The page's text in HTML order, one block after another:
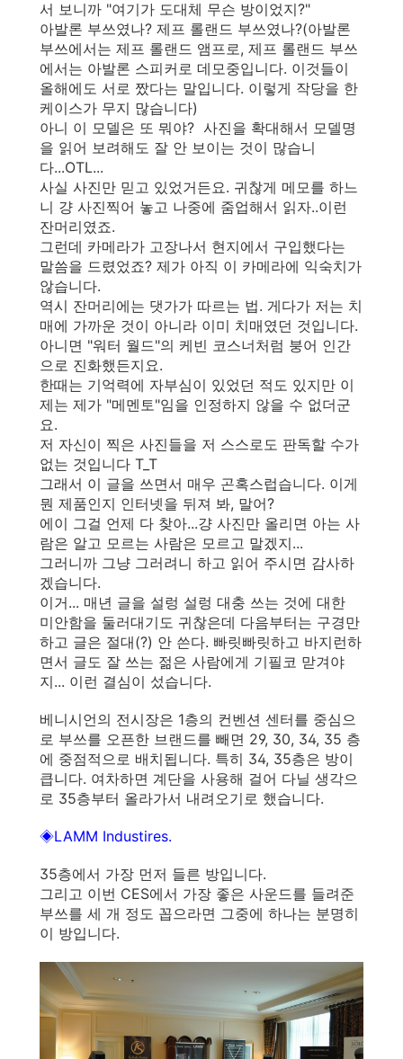
서 보니까 "여기가 도대체 무슨 방이었지?"
아발론 부쓰였나? 제프 롤랜드 부쓰였나?(아발론
부쓰에서는 제프 롤랜드 앰프로, 제프 롤랜드 부쓰
에서는 아발론 스피커로 데모중입니다. 이것들이
올해에도 서로 짰다는 말입니다. 이렇게 작당을 한
케이스가 무지 많습니다)
아니 이 모델은 또 뭐야? 사진을 확대해서 모델명
을 읽어 보려해도 잘 안 보이는 것이 많습니
다...OTL...
사실 사진만 믿고 있었거든요. 귀찮게 메모를 하느
니 걍 사진찍어 놓고 나중에 줌업해서 읽자..이런
잔머리였죠.
그런데 카메라가 고장나서 현지에서 구입했다는
말씀을 드렸었죠? 제가 아직 이 카메라에 익숙치가
않습니다.
역시 잔머리에는 댓가가 따르는 법. 게다가 저는 치
매에 가까운 것이 아니라 이미 치매였던 것입니다.
아니면 "워터 월드"의 케빈 코스너처럼 붕어 인간
으로 진화했든지요.
한때는 기억력에 자부심이 있었던 적도 있지만 이
제는 제가 "메멘토"임을 인정하지 않을 수 없더군
요.
저 자신이 찍은 사진들을 저 스스로도 판독할 수가
없는 것입니다 T_T
그래서 이 글을 쓰면서 매우 곤혹스럽습니다. 이게
뭔 제품인지 인터넷을 뒤져 봐, 말어?
에이 그걸 언제 다 찾아...걍 사진만 올리면 아는 사
람은 알고 모르는 사람은 모르고 말겠지...
그러니까 그냥 그러려니 하고 읽어 주시면 감사하
겠습니다.
이거... 매년 글을 설렁 설렁 대충 쓰는 것에 대한
미안함을 둘러대기도 귀찮은데 다음부터는 구경만
하고 글은 절대(?) 안 쓴다. 빠릿빠릿하고 바지런하
면서 글도 잘 쓰는 젊은 사람에게 기필코 맏겨야
지... 이런 결심이 섰습니다.
베니시언의 전시장은 1층의 컨벤션 센터를 중심으
로 부쓰를 오픈한 브랜드를 빼면 29, 30, 34, 35 층
에 중점적으로 배치됩니다. 특히 34, 35층은 방이
큽니다. 여차하면 계단을 사용해 걸어 다닐 생각으
로 35층부터 올라가서 내려오기로 했습니다.
◈LAMM Industires.
35층에서 가장 먼저 들른 방입니다.
그리고 이번 CES에서 가장 좋은 사운드를 들려준
부쓰를 세 개 정도 꼽으라면 그중에 하나는 분명히
이 방입니다.